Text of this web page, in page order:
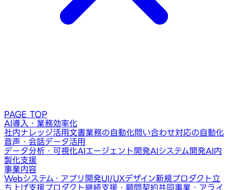
PAGE TOP
AI導入・業務効率化
社内ナレッジ活用文書業務の自動化問い合わせ対応の自動化
音声・会話データ活用
データ分析・可視化AIエージェント開発AIシステム開発AI内
製化支援
事業内容
Webシステム・アプリ開発UI/UXデザイン新規プロダクト立
ち上げ支援プロダクト継続支援・顧問契約共同事業・アライ